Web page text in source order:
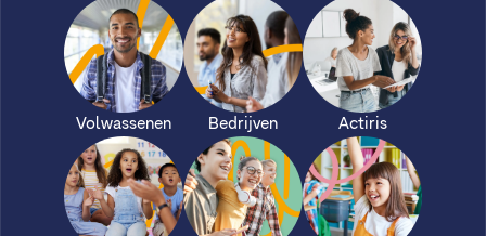
Volwassenen Bedrijven Actiris